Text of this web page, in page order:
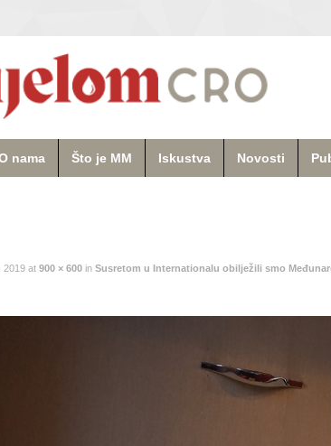
nama Što je MM Iskustva Novosti
2019 at 900 × 600 in Susretom u Internationalu obilježili smo